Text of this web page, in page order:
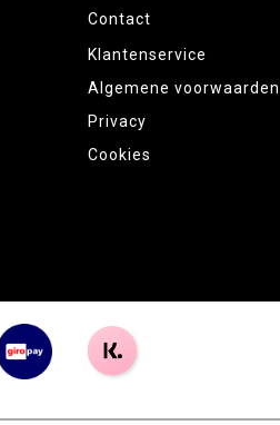
Contact
Klantenservice
Algemene voorwaarden
Privacy
Cookies